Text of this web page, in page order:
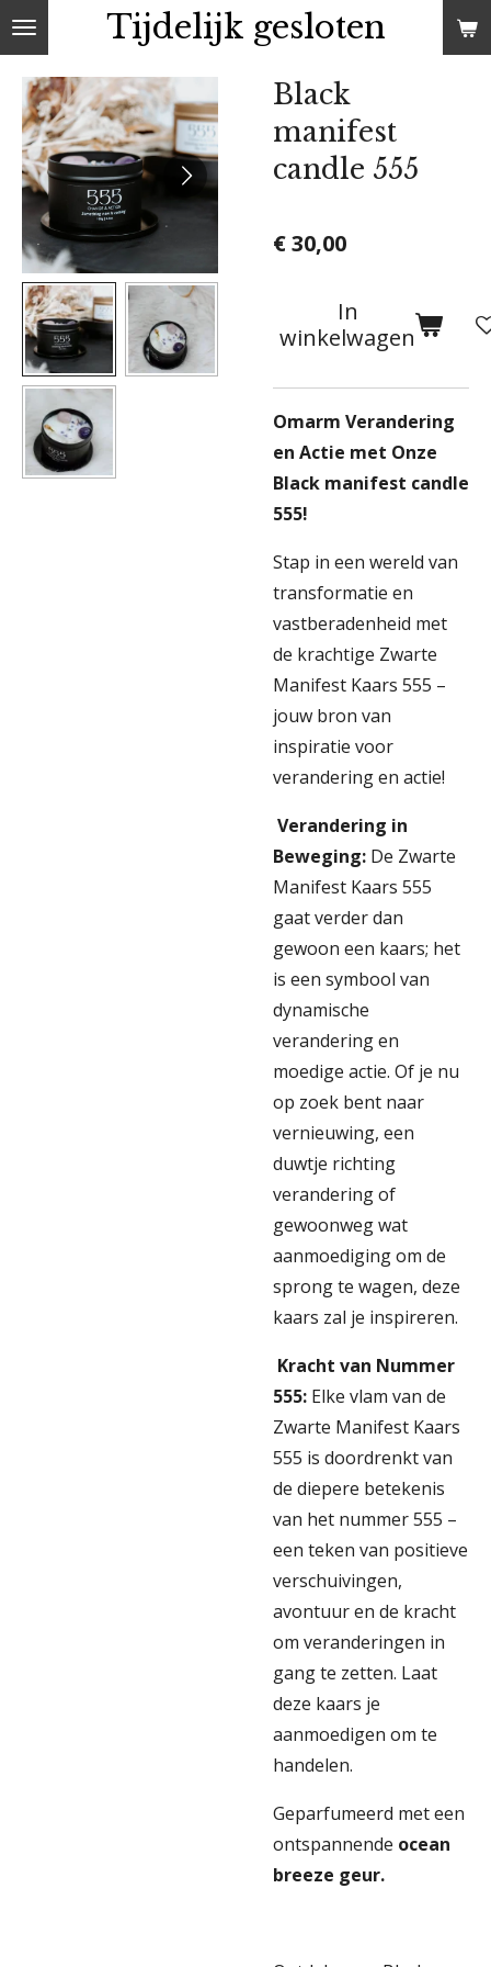
Ga
direct
naar
de
hoofdinhoud
Tijdelijk gesloten
Black
manifest
candle 555
€ 30,00
In
winkelwagen
Omarm Verandering
en Actie met Onze
Black manifest candle
555!
Stap in een wereld van
transformatie en
vastberadenheid met
de krachtige Zwarte
Manifest Kaars 555 –
jouw bron van
inspiratie voor
verandering en actie!
Verandering in
Beweging: De Zwarte
Manifest Kaars 555
gaat verder dan
gewoon een kaars; het
is een symbool van
dynamische
verandering en
moedige actie. Of je nu
op zoek bent naar
vernieuwing, een
duwtje richting
verandering of
gewoonweg wat
aanmoediging om de
sprong te wagen, deze
kaars zal je inspireren.
Kracht van Nummer
555: Elke vlam van de
Zwarte Manifest Kaars
555 is doordrenkt van
de diepere betekenis
van het nummer 555 –
een teken van positieve
verschuivingen,
avontuur en de kracht
om veranderingen in
gang te zetten. Laat
deze kaars je
aanmoedigen om te
handelen.
Geparfumeerd met een
ontspannende ocean
breeze geur.